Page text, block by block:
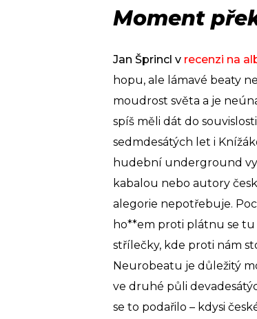
Moment
Jan Šprincl v recenzi na
hopu, ale lámavé beaty
moudrost světa a je
spíš měli dát do
sedmdesátých let i
hudební underground
kabalou nebo autory
alegorie nepotřebuje.
ho**em proti plátnu se
střílečky, kde proti nám
Neurobeatu je důležitý
ve druhé půli
se to podařilo – kdysi